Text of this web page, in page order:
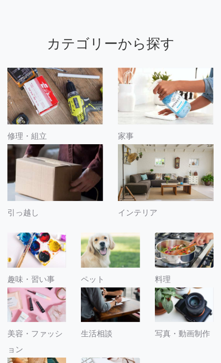
カテゴリーから探す
修理・組立 家事
引っ越し インテリア
趣味・習い事 ペット 料理
美容・ファッシ
ョン
生活相談 写真・動画制作